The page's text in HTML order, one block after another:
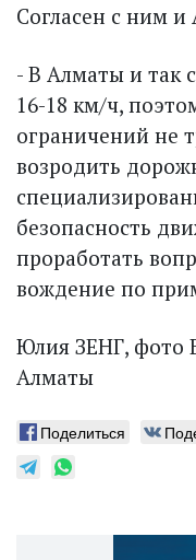
Согласен с ним и
- В Алматы и так
16-18 км/ч,
ограничений не
возродить
безопасность
проработать
вождение по
Юлия ЗЕНГ, фото
Алматы
Поделиться